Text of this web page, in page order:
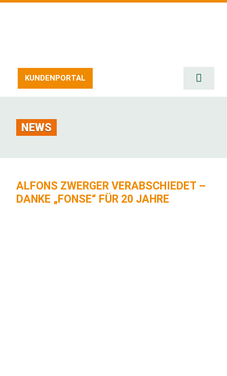
KUNDENPORTAL
Toggle
NEWS
ALFONS ZWERGER VERABSCHIEDET –
DANKE „FONSE“ FÜR 20 JAHRE